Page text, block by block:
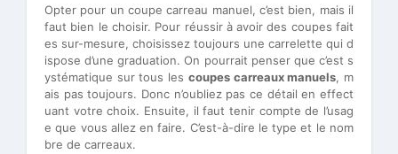
Opter pour un coupe carreau manuel, c’est bien, mais il
faut bien le choisir. Pour réussir à avoir des coupes fait
es sur-mesure, choisissez toujours une carrelette qui d
ispose d’une graduation. On pourrait penser que c’est s
ystématique sur tous les coupes carreaux manuels, m
ais pas toujours. Donc n’oubliez pas ce détail en effect
uant votre choix. Ensuite, il faut tenir compte de l’usag
e que vous allez en faire. C’est-à-dire le type et le nom
bre de carreaux.